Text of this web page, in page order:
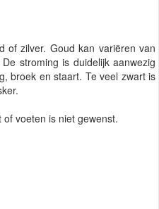
of zilver. Goud kan variëren van
stroming is duidelijk aanwezig
broek en staart. Te veel zwart is
voeten is niet gewenst.